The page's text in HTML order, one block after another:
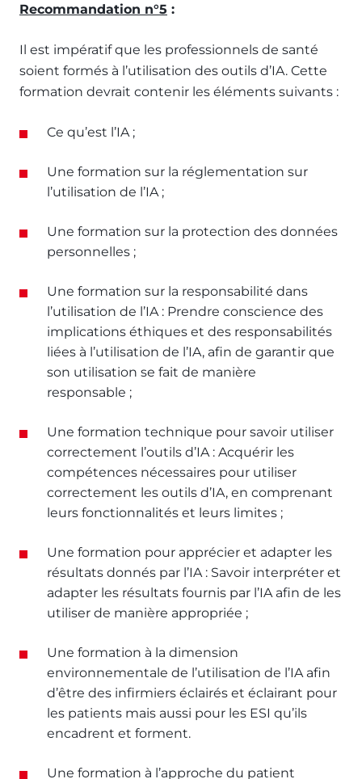
Recommandation n°5 :
Il est impératif que les professionnels de santé
soient formés à l’utilisation des outils d’IA. Cette
formation devrait contenir les éléments suivants :
Ce qu’est l’IA ;
Une formation sur la réglementation sur
l’utilisation de l’IA ;
Une formation sur la protection des données
personnelles ;
Une formation sur la responsabilité dans
l’utilisation de l’IA : Prendre conscience des
implications éthiques et des responsabilités
liées à l’utilisation de l’IA, afin de garantir que
son utilisation se fait de manière
responsable ;
Une formation technique pour savoir utiliser
correctement l’outils d’IA : Acquérir les
compétences nécessaires pour utiliser
correctement les outils d’IA, en comprenant
leurs fonctionnalités et leurs limites ;
Une formation pour apprécier et adapter les
résultats donnés par l’IA : Savoir interpréter et
adapter les résultats fournis par l’IA afin de les
utiliser de manière appropriée ;
Une formation à la dimension
environnementale de l’utilisation de l’IA afin
d’être des infirmiers éclairés et éclairant pour
les patients mais aussi pour les ESI qu’ils
encadrent et forment.
Une formation à l’approche du patient